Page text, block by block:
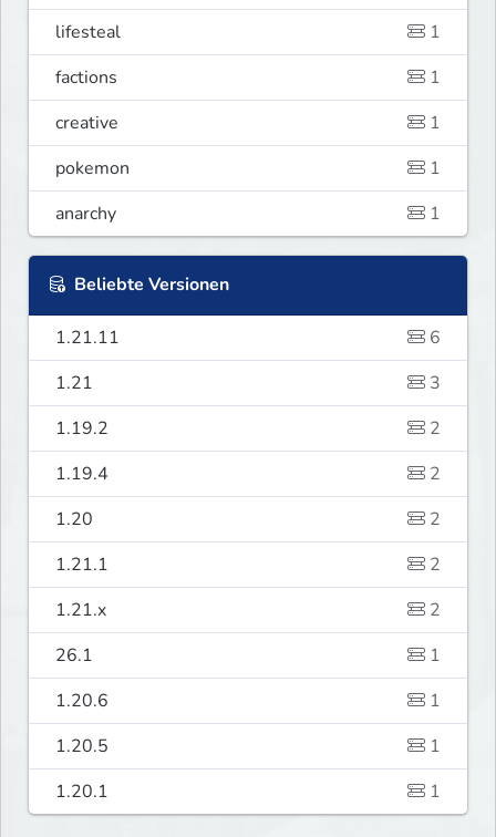
lifesteal
1
factions
1
creative
1
pokemon
1
anarchy
1
Beliebte Versionen
1.21.11
6
1.21
3
1.19.2
2
1.19.4
2
1.20
2
1.21.1
2
1.21.x
2
26.1
1
1.20.6
1
1.20.5
1
1.20.1
1